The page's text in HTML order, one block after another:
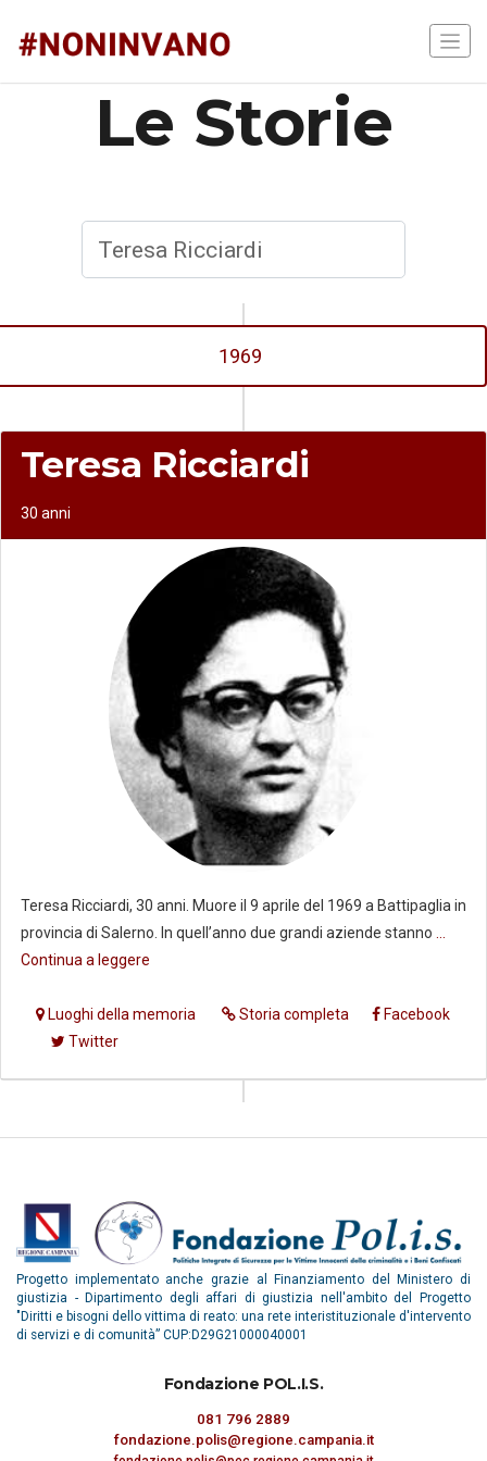
Le Storie
1969
Teresa Ricciardi
30 anni
Teresa Ricciardi, 30 anni. Muore il 9 aprile del 1969 a Battipaglia in
provincia di Salerno. In quell’anno due grandi aziende stanno
Continua a leggere
Luoghi della memoria Storia completa
Facebook
Twitter
Progetto implementato anche grazie al Finanziamento del Ministero di
giustizia - Dipartimento degli affari di giustizia nell'ambito del Progetto
"Diritti e bisogni dello vittima di reato: una rete interistituzionale d'intervento
di servizi e di comunità” CUP:D29G21000040001
Fondazione POL.I.S.
081 796 2889
fondazione.polis@regione.campania.it